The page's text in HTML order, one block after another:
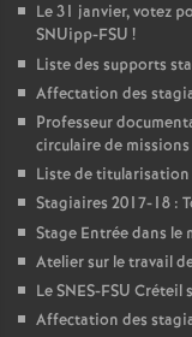
Le 31 janvier, votez
SNUipp-FSU !
Liste des supports
Affectation des
Professeur
circulaire de
Liste de
Stagiaires 2017-18 :
Stage Entrée dans le
Atelier sur le travail
LeSNES-FSU Créteil
Affectation des